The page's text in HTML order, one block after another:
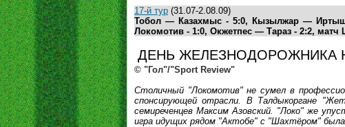
17-й тур (31.07-2.08.09)
Тобол — Казахмыс - 5:0, Кызылжар —
Локомотив - 1:0, Окжетпес — Тараз - 2:2, матч
ДЕНЬ ЖЕЛЕЗНОДОРОЖНИКА
© "Гол"/"Sport Review"
Столичный "Локомотив" не сумел в
спонсирующей отрасли. В Талдыкоргане
семиреченцев Максим Азовский. "Локо" же
игра идущих рядом "Актобе" с "Шахтёром" была